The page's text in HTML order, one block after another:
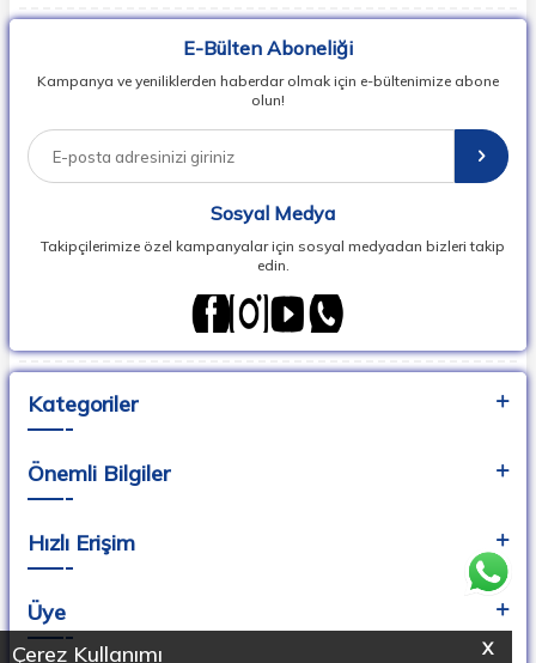
X
Çerez Kullanımı
ispatlamış en doğru markaları sizlerle buluşturan Sersa İthalat,
Dünyada en popüler bebek markalarının ürün koleksiyonlarının
vipbebek.com ile satışını sağlıyor, Herkesin kolay ulaşabilmesi adına
Dünyada en popüler bebek markalarının ürün koleksiyonlarını uygun fiyat
ve hızlı teslimat ile siz değerli kullanıcılarına sunuyor.
Sersa İthalat , Bebek Araç Gereçleri Üreticileri, İthalatçıları ve
E-Bülten Aboneliği
Kampanya ve yeniliklerden haberdar olmak için e-bültenimize abone
olun!
Sosyal Medya
Takipçilerimize özel kampanyalar için sosyal medyadan bizleri takip
edin.
Kategoriler
Önemli Bilgiler
Hızlı Erişim
Üye